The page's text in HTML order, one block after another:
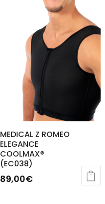
84,48€
peuvent
choisies
produit
MEDICAL Z ROMEO
ELEGANCE
COOLMAX®
(EC038)
89,00€